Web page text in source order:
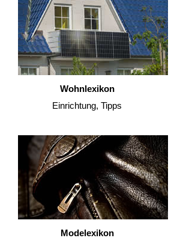
Wohnlexikon
Einrichtung, Tipps
Modelexikon